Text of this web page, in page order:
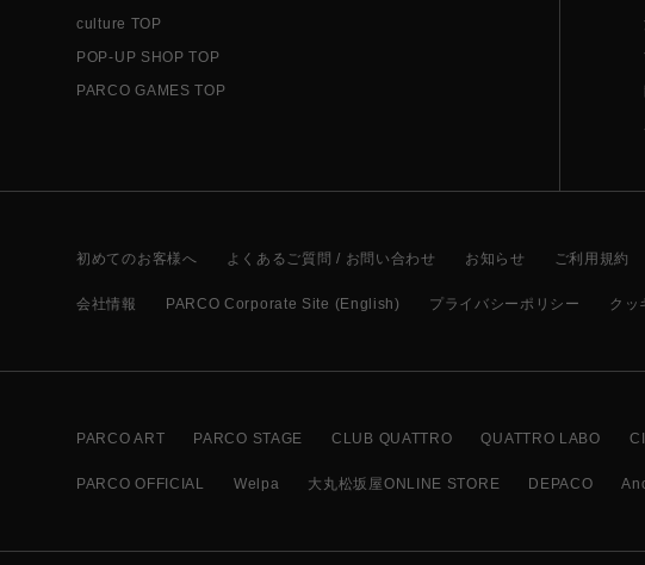
culture TOP
POP-UP SHOP TOP
PARCO GAMES TOP
初めてのお客様へ よくあるご質問 / お問い合わせ お知らせ ご利用規約
会社情報 PARCO Corporate Site (English) プライバシーポリシー クッ
PARCO ART PARCO STAGE CLUB QUATTRO QUATTRO LABO
PARCO OFFICIAL Welpa 大丸松坂屋ONLINE STORE DEPACO